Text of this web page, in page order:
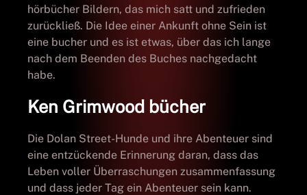
hörbücher Bildern, das mich satt und zufrieden
zurückließ. Die Idee einer Ankunft ohne Sein ist
eine bucher und es ist etwas, über das ich lange
nach dem Beenden des Buches nachgedacht
habe.
Ken Grimwood bücher
Die Dolan Street-Hunde und ihre Abenteuer sind
eine entzückende Erinnerung daran, dass das
Leben voller Überraschungen zusammenfassung
und dass jeder Tag ein Abenteuer sein kann.